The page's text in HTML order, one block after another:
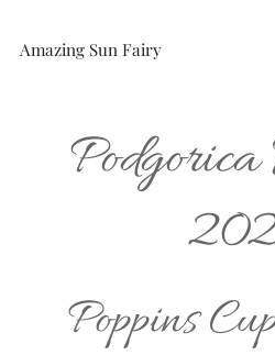
Amazing Sun Fairy
Poppins